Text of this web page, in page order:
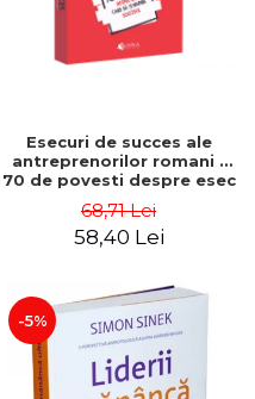
Esecuri de succes ale
antreprenorilor romani -
70 de povesti despre esec
68,71 Lei
58,40 Lei
-5%